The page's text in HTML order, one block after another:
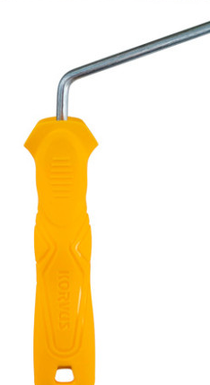
В корзине